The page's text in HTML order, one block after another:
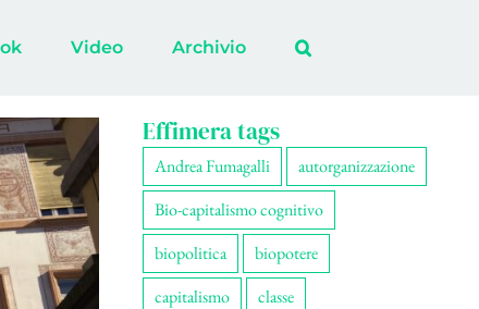
Video Archivio
Effimera tags
Andrea Fumagalli
autorganizzazione
Bio-capitalismo cognitivo
biopolitica
biopotere
capitalismo
classe